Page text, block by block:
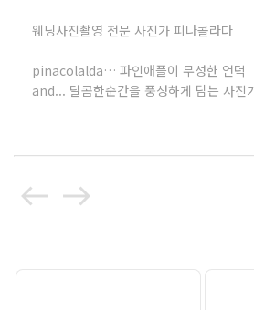
웨딩사진촬영 전문 사진가 피나콜라다
pinacolalda… 파인애플이 무성한 언덕
and... 달콤한순간을 풍성하게 담는 사진
west east